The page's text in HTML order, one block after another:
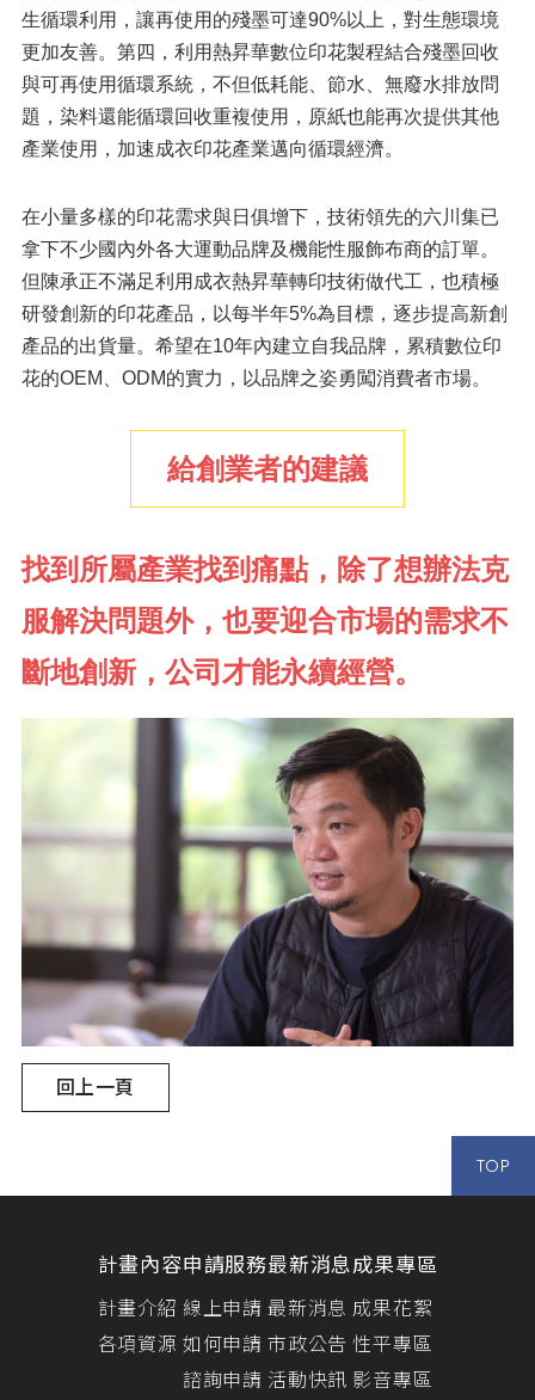
生循環利用，讓再使用的殘墨可達90%以上，對生態環境
更加友善。第四，利用熱昇華數位印花製程結合殘墨回收
與可再使用循環系統，不但低耗能、節水、無廢水排放問
題，染料還能循環回收重複使用，原紙也能再次提供其他
產業使用，加速成衣印花產業邁向循環經濟。
在小量多樣的印花需求與日俱增下，技術領先的六川集已
拿下不少國內外各大運動品牌及機能性服飾布商的訂單。
但陳承正不滿足利用成衣熱昇華轉印技術做代工，也積極
研發創新的印花產品，以每半年5%為目標，逐步提高新創
產品的出貨量。希望在10年內建立自我品牌，累積數位印
花的OEM、ODM的實力，以品牌之姿勇闖消費者市場。
給創業者的建議
找到所屬產業找到痛點，除了想辦法克
服解決問題外，也要迎合市場的需求不
斷地創新，公司才能永續經營。
回上一頁
TOP
計畫內容
計畫介紹
各項資源
申請服務
線上申請
如何申請
諮詢申請
最新消息
最新消息
市政公告
活動快訊
成果專區
成果花絮
性平專區
影音專區